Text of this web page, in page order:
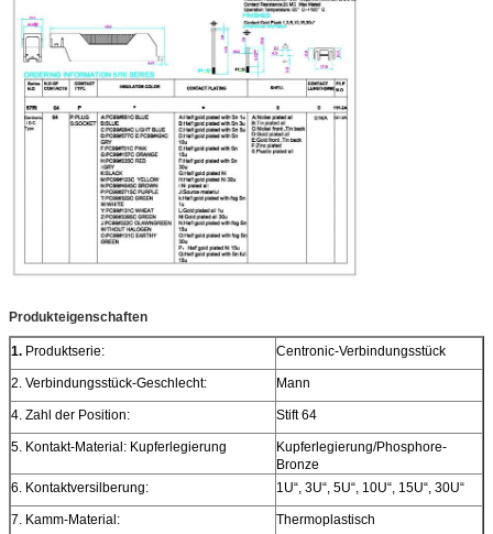
Produkteigenschaften
1. Produktserie: Centronic-Verbindungsstück
2. Verbindungsstück-Geschlecht: Mann
4. Zahl der Position: Stift 64
5. Kontakt-Material: Kupferlegierung
Kupferlegierung/Phosphore-
Bronze
6. Kontaktversilberung:
1U“, 3U“, 5U“, 10U“, 15U“, 30U“
7. Kamm-Material: Thermoplastisch